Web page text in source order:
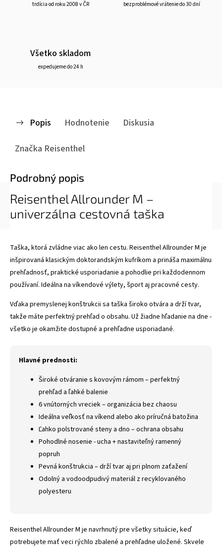
trdícia od roku 2008 v ČR bezproblémové vrátenie do 30 dní
Všetko skladom
expedujeme do 24 h
Popis Hodnotenie
Diskusia
Značka Reisenthel
Podrobný popis
Reisenthel Allrounder M –
univerzálna cestovná taška
Taška, ktorá zvládne viac ako len cestu. Reisenthel Allrounder M je
inšpirovaná klasickým doktorandským kufríkom a prináša maximálnu
prehľadnosť, praktické usporiadanie a pohodlie pri každodennom
používaní. Ideálna na víkendové výlety, šport aj pracovné cesty.
Vďaka premyslenej konštrukcii sa taška široko otvára a drží tvar,
takže máte perfektný prehľad o obsahu. Už žiadne hľadanie na dne -
všetko je okamžite dostupné a prehľadne usporiadané.
Hlavné prednosti:
Široké otváranie s kovovým rámom – perfektný
prehľad a ľahké balenie
6 vnútorných vreciek – organizácia bez chaosu
Ideálna veľkosť na víkend alebo ako príručná batožina
Ľahko polstrované steny a dno – ochrana obsahu
Pohodlné nosenie - ucha + nastaviteľný ramenný
popruh
Pevná konštrukcia – drží tvar aj pri plnom zaťažení
Odolný a vodoodpudivý materiál z recyklovaného
polyesteru
Reisenthel Allrounder M je navrhnutý pre všetky situácie, keď
potrebujete mať veci rýchlo zbalené a prehľadne uložené. Skvele